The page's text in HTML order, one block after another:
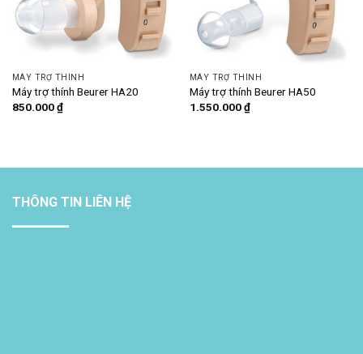
MÁY TRỢ THÍNH
Máy trợ thính Beurer HA20
850.000₫
MÁY TRỢ THÍNH
Máy trợ thính Beurer HA50
1.550.000₫
THÔNG TIN LIÊN HỆ